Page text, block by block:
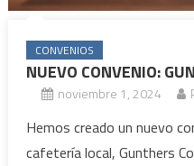
CONVENIOS
NUEVO CONVENIO:
noviembre 1, 2024
Hemos creado un nuevo
cafetería local, Gunthers